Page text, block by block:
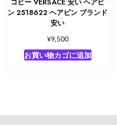
ン 2518622 ヘアピン ブランド
安い
¥9,500
お買い物カゴに追加